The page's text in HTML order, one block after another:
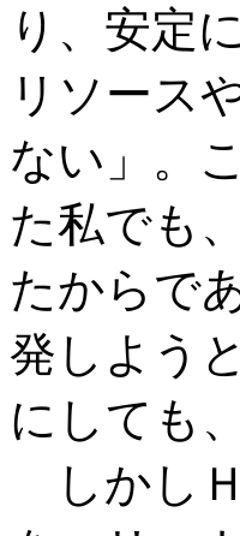
り、安定
リソース
ない」。
た私でも
たからで
発しよう
にしても
しかし